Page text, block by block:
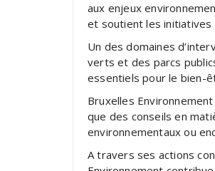
aux enjeux
et soutient les initiatives
Un des domaines
verts et des parcs
essentiels pour le bien-
Bruxelles
que des conseils en
environnementaux ou
A travers ses actions